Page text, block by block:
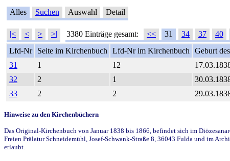
Alles Suchen Auswahl Detail
|< < > >| 3380 Einträge gesamt: << 31 34 37 40
Lfd-Nr
Seite im Kirchenbuch Lfd-Nr im Kirchenbuch Geburt
31
1 12
32
2 1
33
2 2
Hinweise zu den Kirchenbüchern
Das Original-Kirchenbuch von Januar 1838 bis 1866, befindet sich im
Freien Prälatur Schneidemühl, Josef-Schwank-Straße 8, 36043 Fulda und im
erlaubt.